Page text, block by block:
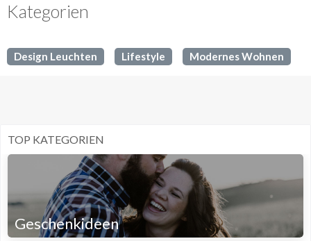
Kategorien
Design Leuchten Lifestyle Modernes Wohnen
TOP KATEGORIEN
Geschenkideen